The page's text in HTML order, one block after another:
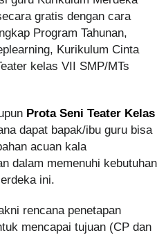
gratis dengan cara
Program Tahunan,
Kurikulum Cinta
kelas VII SMP/MTs
Prota Seni Teater Kelas
dapat bapak/ibu guru bisa
acuan kala
dalam memenuhi kebutuhan
ini.
rencana penetapan
mencapai tujuan (CP dan